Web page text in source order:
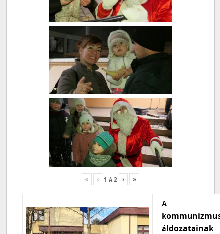
« ‹ 1 A2 › »
A
áldozatainak